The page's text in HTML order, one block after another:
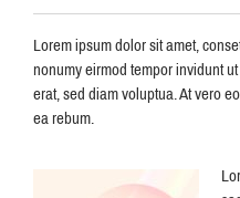
Lorem ipsum dolor sit amet,
nonumy eirmod tempor invidunt
erat, sed diam voluptua. At vero
ea rebum.